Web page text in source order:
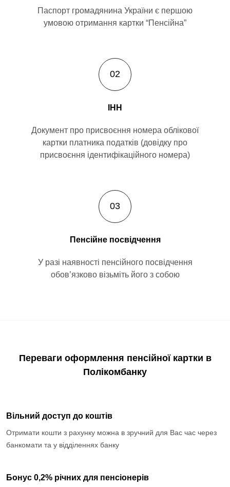
Паспорт громадянина України є першою
умовою отримання картки “Пенсійна”
ІНН
Документ про присвоєння номера облікової
картки платника податків (довідку про
присвоєння ідентифікаційного номера)
Пенсійне посвідчення
У разі наявності пенсійного посвідчення
обов’язково візьміть його з собою
Переваги оформлення пенсійної картки в
Полікомбанку
Вільний доступ до коштів
Отримати кошти з рахунку можна в зручний для Вас час через
банкомати та у відділеннях банку
Бонус 0,2% річних для пенсіонерів